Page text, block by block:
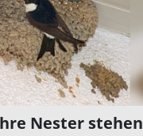
Nester stehen